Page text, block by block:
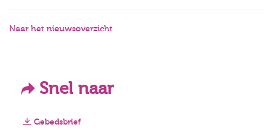
Naar het nieuwsoverzicht
Snel naar
Gebedsbrief